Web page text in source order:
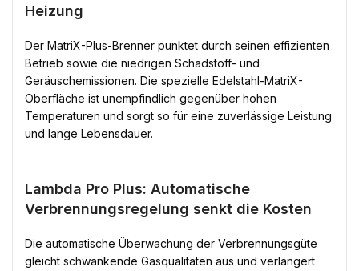
Heizung
Der MatriX-Plus-Brenner punktet durch seinen effizienten
Betrieb sowie die niedrigen Schadstoff- und
Geräuschemissionen. Die spezielle Edelstahl-MatriX-
Oberfläche ist unempfindlich gegenüber hohen
Temperaturen und sorgt so für eine zuverlässige Leistung
und lange Lebensdauer.
Lambda Pro Plus: Automatische
Verbrennungsregelung senkt die Kosten
Die automatische Überwachung der Verbrennungsgüte
gleicht schwankende Gasqualitäten aus und verlängert